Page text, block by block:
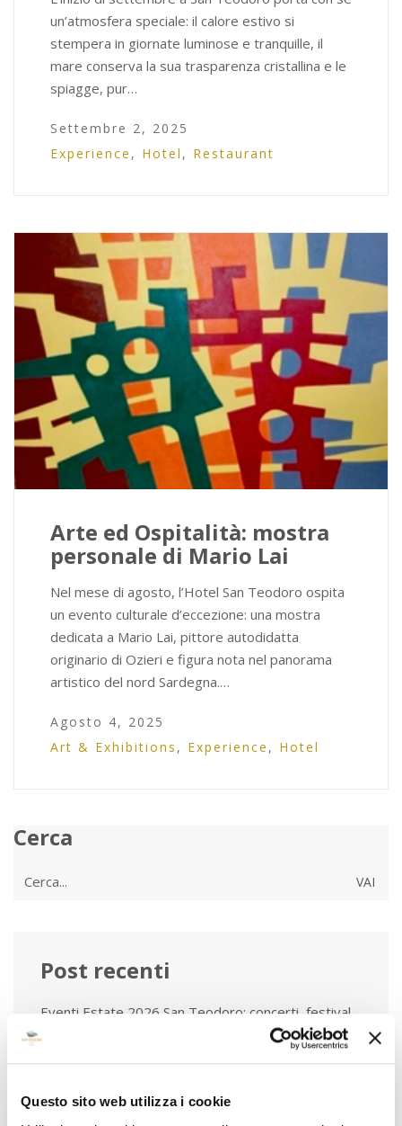
Questo sito web utilizza i cookie
un’atmosfera speciale: il calore estivo si
stempera in giornate luminose e tranquille, il
mare conserva la sua trasparenza cristallina e le
spiagge, pur…
Settembre 2, 2025
Experience , Hotel , Restaurant
Arte ed Ospitalità: mostra
personale di Mario Lai
Nel mese di agosto, l’Hotel San Teodoro ospita
un evento culturale d’eccezione: una mostra
dedicata a Mario Lai, pittore autodidatta
originario di Ozieri e figura nota nel panorama
artistico del nord Sardegna.…
Agosto 4, 2025
Art & Exhibitions , Experience , Hotel
Cerca
Post recenti
Eventi Estate 2026 San Teodoro: concerti, festival
e cene gourmet
Piscina con Day Pass a San Teodoro: l’esperienza